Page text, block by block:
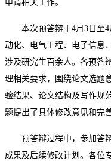
申请相关工作。
本次预答辩于4月3日至
动化、电气工程、电子信息
涉及研究生百余人。各预答
理相关要求，围绕论文选题
验结果、论文结构及写作规
题提出了具体修改意见和完
预答辩过程中，参加答
成果及后续修改计划。各位